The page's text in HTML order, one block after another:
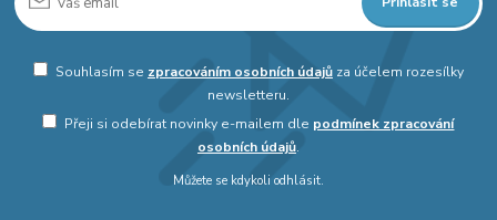
Souhlasím se zpracováním osobních údajůza účelem rozesílky
newsletteru.
Přeji si odebírat novinky e-mailem dle podmínek zpracování
osobních údajů.
Můžete se kdykoli odhlásit.